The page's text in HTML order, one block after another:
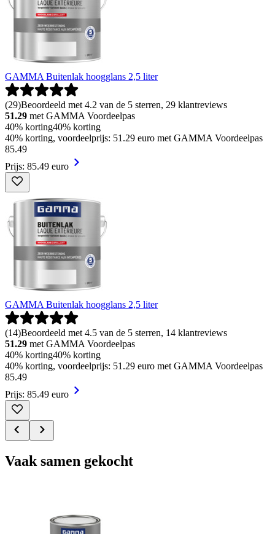
GAMMA Buitenlak hoogglans 2,5 liter
(29)Beoordeeld met 4.2 van de 5 sterren, 29 klantreviews
51.29 met GAMMA Voordeelpas
40% korting40% korting
40% korting, voordeelprijs: 51.29 euro met GAMMA Voordeelpas
85.49
Prijs: 85.49 euro
GAMMA Buitenlak hoogglans 2,5 liter
(14)Beoordeeld met 4.5 van de 5 sterren, 14 klantreviews
51.29 met GAMMA Voordeelpas
40% korting40% korting
40% korting, voordeelprijs: 51.29 euro met GAMMA Voordeelpas
85.49
Prijs: 85.49 euro
Vaak samen gekocht